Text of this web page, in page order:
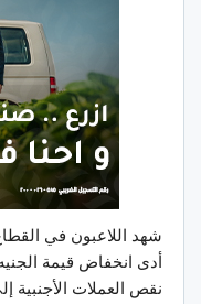
شهد اللاعبون في
أدى انخفاض قيمة
نقص العملات الأجنبية